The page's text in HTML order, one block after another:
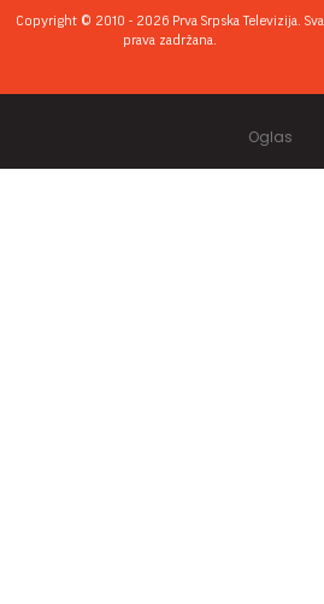
Copyright © 2010 - 2026 Prva Srpska Televizija. Sva
prava zadržana.